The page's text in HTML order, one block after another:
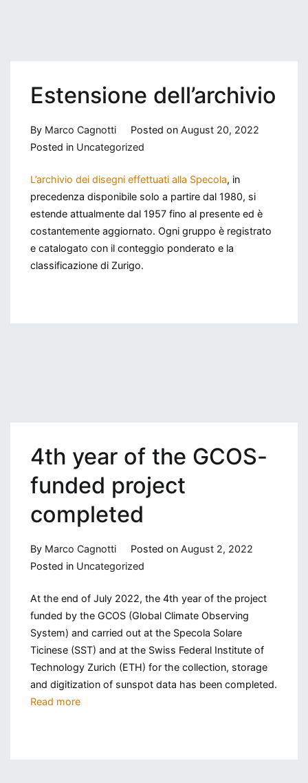
Estensione dell’archivio
By Marco Cagnotti Posted onAugust 20, 2022
Posted in Uncategorized
L’archivio dei disegni effettuati alla Specola, in
precedenza disponibile solo a partire dal 1980, si
estende attualmente dal 1957 fino al presente ed è
costantemente aggiornato. Ogni gruppo è registrato
e catalogato con il conteggio ponderato e la
classificazione di Zurigo.
4th year of the GCOS-
funded project
completed
By Marco Cagnotti Posted onAugust 2, 2022
Posted in Uncategorized
At the end of July 2022, the 4th year of the project
funded by the GCOS (Global Climate Observing
System) and carried out at the Specola Solare
Ticinese (SST) and at the Swiss Federal Institute of
Technology Zurich (ETH) for the collection, storage
and digitization of sunspot data has been completed.
Read more